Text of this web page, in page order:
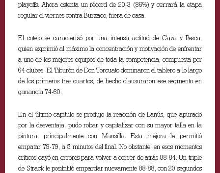
playoffs. Ahora ostenta un récord de 20-3 (86%) y cerrará la etapa
regular el viernes contra Burzaco, fuera de casa.
El cotejo se caracterizó por una intensa actitud de Caza y Pesca,
quien exprimió al máximo la concentración y motivación de enfrentar
a uno de los mejores equipos de toda la competencia, compuesta por
64 clubes. El Tiburón de Don Torcuato dominaron el tablero a lo largo
de los primeros tres cuartos, de hecho clausuraron ese segmento en
ganancia 74-60.
En el último capítulo se produjo la reacción de Lanús, que apurado
por la desventaja, pudo robar y capitalizar con su mayor talla en la
pintura, principalmente con Mansilla. Esta mejora le permitió
empatar 79-79, a 5 minutos del final. No obstante, en esos momentos
críticos cayó en errores para volver a correr de atrás 88-84. Un triple
de Strack le posibilitó empardar nuevamente 88-88, con 20 segundos